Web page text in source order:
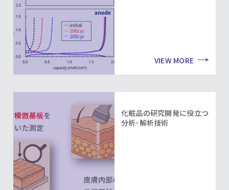
VIEW MORE
化粧品の研究開発に役立つ
分析･解析技術